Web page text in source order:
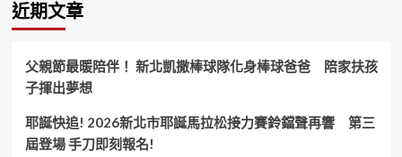
近期文章
父親節最暖陪伴！ 新北凱撒棒球隊化身棒球爸爸 陪家扶孩
子揮出夢想
耶誕快追! 2026新北市耶誕馬拉松接力賽鈴鐺聲再響 第三
屆登場 手刀即刻報名!